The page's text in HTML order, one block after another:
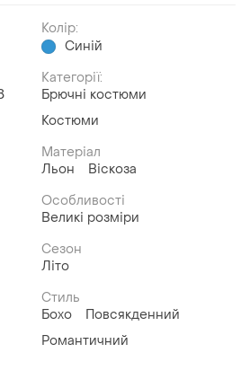
Колір:
Синій
Категорії:
Брючні костюми
Костюми
Матеріал
Льон
Віскоза
Особливості
Великі розміри
Сезон
Літо
Стиль
Бохо
Повсякденний
Романтичний